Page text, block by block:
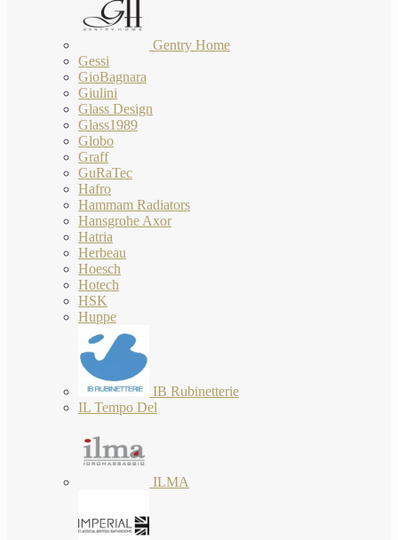
Gentry Home
Gessi
GioBagnara
Giulini
Glass Design
Glass1989
Globo
Graff
GuRaTec
Hafro
Hammam Radiators
Hansgrohe Axor
Hatria
Herbeau
Hoesch
Hotech
HSK
Huppe
IB Rubinetterie
IL Tempo Del
ILMA